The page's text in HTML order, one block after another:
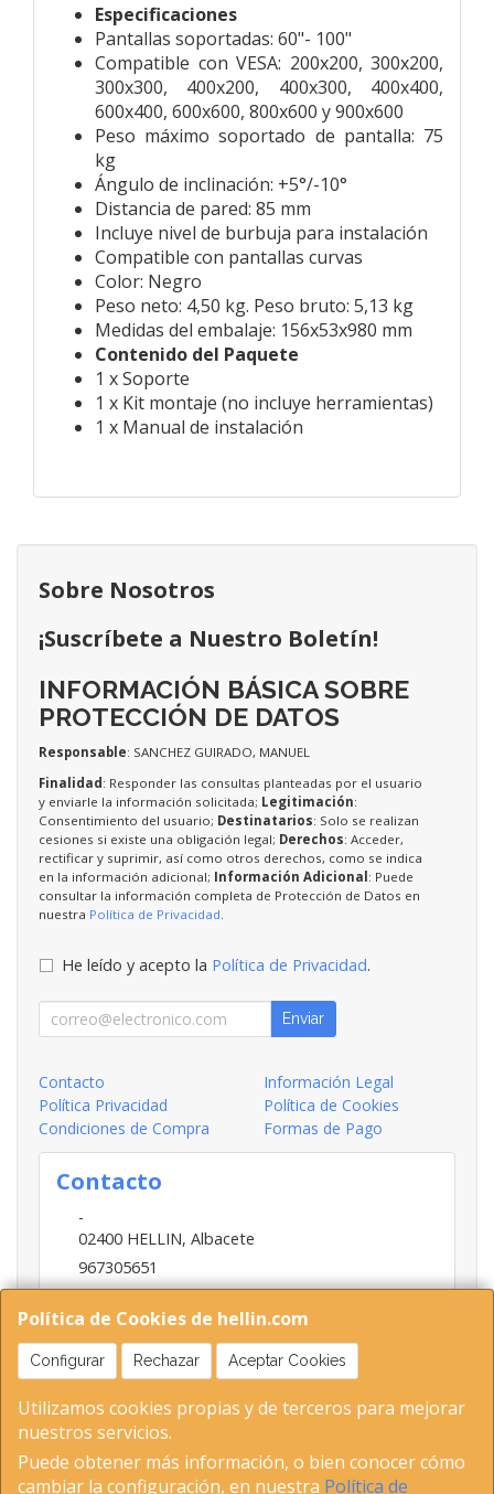
Especificaciones
Pantallas soportadas: 60"- 100"
Compatible con VESA: 200x200, 300x200,
300x300, 400x200, 400x300, 400x400,
600x400, 600x600, 800x600 y 900x600
Peso máximo soportado de pantalla: 75
kg
Ángulo de inclinación: +5°/-10°
Distancia de pared: 85 mm
Incluye nivel de burbuja para instalación
Compatible con pantallas curvas
Color: Negro
Peso neto: 4,50 kg. Peso bruto: 5,13 kg
Medidas del embalaje: 156x53x980 mm
Contenido del Paquete
1 x Soporte
1 x Kit montaje (no incluye herramientas)
1 x Manual de instalación
Política de Cookies de hellin.com
Configurar Rechazar Aceptar Cookies
Utilizamos cookies propias y de terceros para mejorar
nuestros servicios.
Puede obtener más información, o bien conocer cómo
cambiar la configuración, en nuestra Política de
Sobre Nosotros
¡Suscríbete a Nuestro Boletín!
INFORMACIÓN BÁSICA SOBRE
PROTECCIÓN DE DATOS
Responsable: SANCHEZ GUIRADO, MANUEL
Finalidad: Responder las consultas planteadas por el usuario
y enviarle la información solicitada; Legitimación:
Consentimiento del usuario; Destinatarios: Solo se realizan
cesiones si existe una obligación legal; Derechos: Acceder,
rectificar y suprimir, así como otros derechos, como se indica
en la información adicional; Información Adicional: Puede
consultar la información completa de Protección de Datos en
nuestra Política de Privacidad
He leído y acepto la Política de Privacidad.
Enviar
Contacto
Información Legal
Política Privacidad
Política de Cookies
Condiciones de Compra
Formas de Pago
Contacto
-
02400 HELLIN, Albacete
967305651
INFO@HELLIN.COM
Horario
09:00-13:30; 16:30-20:30